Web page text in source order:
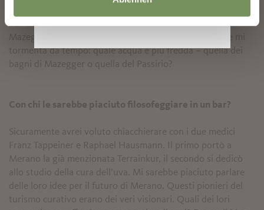
dell’acqua fredda. Vorrei tuffarmi nel gelido Passirio con
Mazegger per trovare una risposta a una domanda che mi
tormenta da tempo: quale acqua è più fredda – quella dei
bagni di Mazegger o quella del Passirio?
Con chi le sarebbe piaciuto filosofeggiare in un bar?
Sicuramente avrei voluto chiacchierare con i due medici
Franz Tappeiner e Raphael Hausmann. Il primo portò a
Merano la già menzionata Terrainkur, il secondo si dedicò
allo studio della cura dell’uva. Mi sarebbe piaciuto parlare
delle loro idee per il futuro di Merano. Questi pionieri del
turismo curativo erano dei veri visionari. Quali dei lori